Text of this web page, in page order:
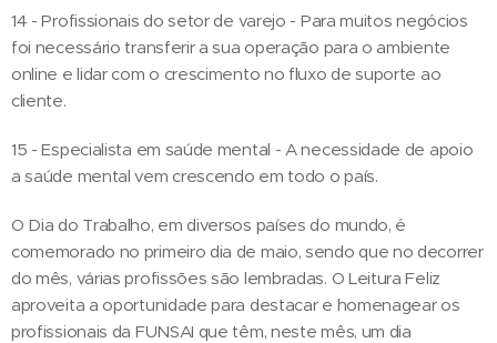
14 - Profissionais do setor de varejo - Para muitos negócios
foi necessário transferir a sua operação para o ambiente
online e lidar com o crescimento no fluxo de suporte ao
cliente.
15 - Especialista em saúde mental - A necessidade de apoio
a saúde mental vem crescendo em todo o país.
O Dia do Trabalho, em diversos países do mundo, é
comemorado no primeiro dia de maio, sendo que no decorrer
do mês, várias profissões são lembradas. O Leitura Feliz
aproveita a oportunidade para destacar e homenagear os
profissionais da FUNSAI que têm, neste mês, um dia